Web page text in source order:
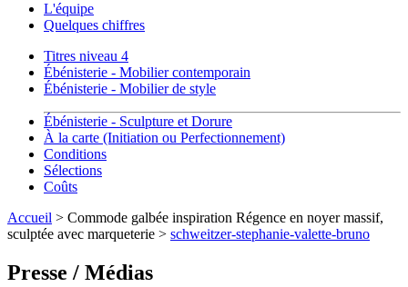
L'équipe
Quelques chiffres
Titres niveau 4
Ébénisterie - Mobilier contemporain
Ébénisterie - Mobilier de style
Ébénisterie - Sculpture et Dorure
À la carte (Initiation ou Perfectionnement)
Conditions
Sélections
Coûts
Accueil > Commode galbée inspiration Régence en noyer massif,
sculptée avec marqueterie > schweitzer-stephanie-valette-bruno
Presse / Médias